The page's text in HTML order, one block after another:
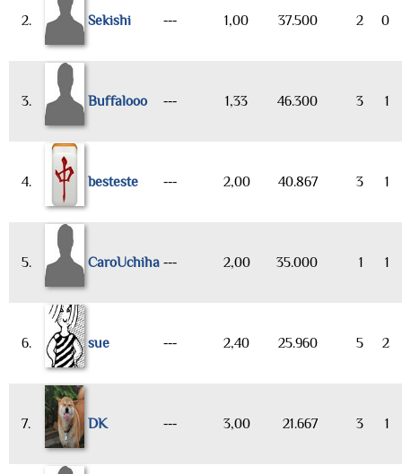
2. Sekishi --- 1,00 37.500 2 0
3. Buffalooo --- 1,33 46.300 3 1
4. besteste --- 2,00 40.867 3 1
5. CaroUchiha --- 2,00 35.000 1 1
6. sue --- 2,40 25.960 5 2
7. DK --- 3,00 21.667 3 1